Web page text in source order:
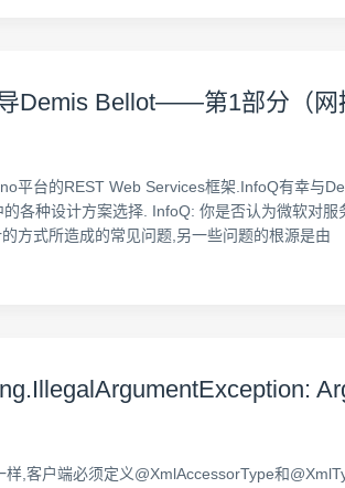
Demis Bellot——第1部分（网
平台的REST Web Services框架.InfoQ有幸与
各种设计方案选择. InfoQ: 你是否认为微软对
方式所造成的常见问题,另一些问题的根源是由
,客户端必须定义@XmlAccessorType和